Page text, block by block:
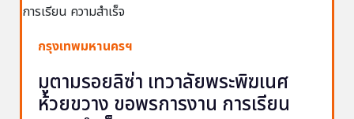
กรุงเทพมหานครฯ
มูตามรอยลิซ่า เทวาลัยพระพิฆเนศ
ห้วยขวาง ขอพรการงาน การเรียน